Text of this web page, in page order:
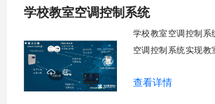
态光照追踪实时捕捉
学校教室空调控制系统
学校教室空调控制
空调控制系统实现
管理全校空调设备，
查看详情